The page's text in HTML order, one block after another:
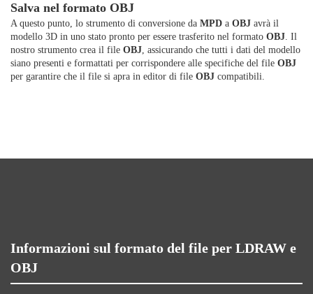
Salva nel formato OBJ
A questo punto, lo strumento di conversione da MPD a OBJ avrà il
modello 3D in uno stato pronto per essere trasferito nel formato OBJ. Il
nostro strumento crea il file OBJ, assicurando che tutti i dati del modello
siano presenti e formattati per corrispondere alle specifiche del file OBJ
per garantire che il file si apra in editor di file OBJ compatibili.
Informazioni sul formato del file per LDRAW e
OBJ